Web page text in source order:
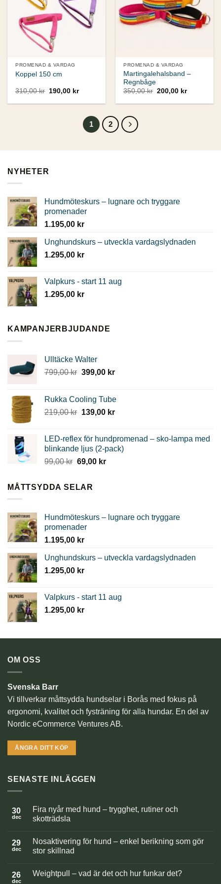
PROMENAD & VARDAG
Koppel 150 cm
310,00kr Det
priset
190,00 krDet
priset
190,00 kr.
PROMENAD & VARDAG
Martingalehalsband –
Regnbåge
350,00kr Det
priset
200,00 krDet
priset
1 2
NYHETER
Hundmöteskurs – lugnare och tryggare
promenader
1.195,00 kr
Unghundskurs – utveckla vardagslydnaden
1.295,00 kr
Valpkurs - start 11 aug
1.295,00 kr
KAMPANJERBJUDANDE
Ulltäcke Walter
799,00kr Det
var:
799,00 kr.
399,00 krDet
är:
399,00 kr.
Rukka Cooling Tube
219,00kr Det
var:
219,00 kr.
139,00 krDet
är:
139,00 kr.
LED-reflex för hundpromenad – sko-lampa med
blinkande ljus (2-pack)
99,00kr Det
var:
69,00 krDet
MÅTTSYDDA SELAR
Hundmöteskurs – lugnare och tryggare
promenader
1.195,00 kr
Unghundskurs – utveckla vardagslydnaden
1.295,00 kr
Valpkurs - start 11 aug
1.295,00 kr
OM OSS
Svenska Barr
Vi tillverkar måttsydda hundselar i Borås med fokus på
ergonomi, kvalitet och fysträning för alla hundar. En del av
Nordic eCommerce Ventures AB.
ÅNGRA DITT KÖP
SENASTE INLÄGGEN
30
dec
Fira nyår med hund – trygghet, rutiner och
skotträdsla
till
Fira
nyår
–
trygghet,
29
dec
Nosaktivering för hund – enkel berikning som gör
stor skillnad
till
Nosaktivering
26
dec
Weightpull – vad är det och hur funkar det?